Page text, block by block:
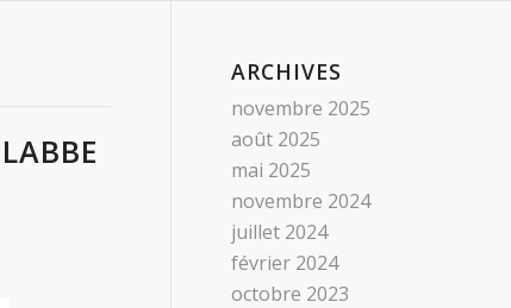
ARCHIVES
novembre 2025
août 2025
mai 2025
novembre 2024
juillet 2024
février 2024
octobre 2023